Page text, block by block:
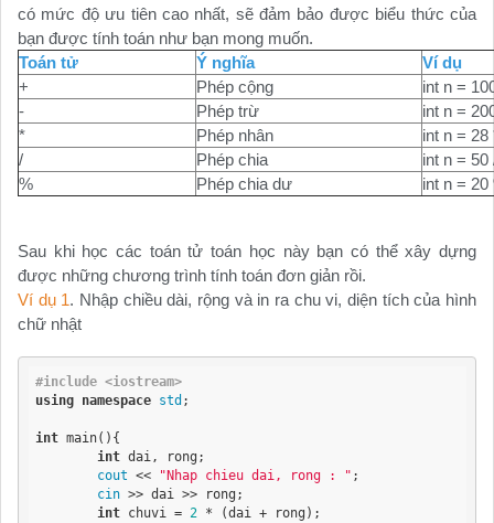
có mức độ ưu tiên cao nhất, sẽ đảm bảo được biểu thức của
bạn được tính toán như bạn mong muốn.
Toán tử
Ý nghĩa
Ví dụ
+
Phép cộng
int n =
-
Phép trừ
int n =
*
Phép nhân
int n = 28
/
Phép chia
int n = 50
%
Phép chia dư int n = 20
Sau khi học các toán tử toán học này bạn có thể xây dựng
được những chương trình tính toán đơn giản rồi.
Ví dụ 1. Nhập chiều dài, rộng và in ra chu vi, diện tích của hình
chữ nhật
#include <iostream>
using
namespace std ;
int main(){
int dai, rong;
cout << "Nhap chieu dai, rong : " ;
cin >> dai >> rong;
int chuvi = 2 * (dai + rong);